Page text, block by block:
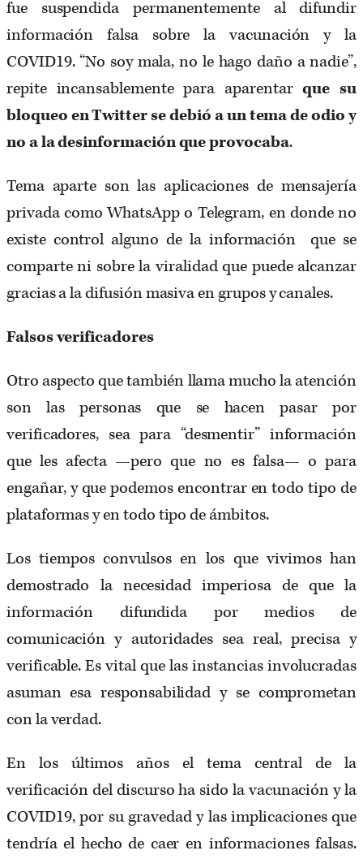
fue suspendida permanentemente al difundir
información falsa sobre la vacunación y la
COVID19. “No soy mala, no le hago daño a nadie”,
repite incansablemente para aparentarque su
bloqueo en Twitter se debió a un tema de odio y
no a la desinformación que provocaba.
Tema aparte son las aplicaciones de mensajería
privada como WhatsApp o Telegram, en donde no
existe control alguno de la información que se
comparte ni sobre la viralidad que puede alcanzar
gracias a la difusión masiva en grupos y canales.
Falsos verificadores
Otro aspecto que también llama mucho la atención
son las personas que se hacen pasar por
verificadores, sea para “desmentir” información
que les afecta —pero que no es falsa— o para
engañar, y que podemos encontrar en todo tipo de
plataformas y en todo tipo de ámbitos.
Los tiempos convulsos en los que vivimos han
demostrado la necesidad imperiosa de que la
información difundida por medios de
comunicación y autoridades sea real, precisa y
verificable. Es vital que las instancias involucradas
asuman esa responsabilidad y se comprometan
con la verdad.
En los últimos años el tema central de la
verificación del discurso ha sido la vacunación y la
COVID19, por su gravedad y las implicaciones que
tendría el hecho de caer en informaciones falsas.